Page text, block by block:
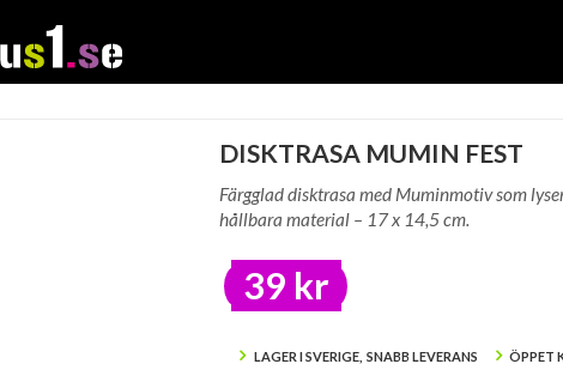
DISKTRASA MUMIN FEST
Färgglad disktrasa med Muminmotiv som
hållbara material – 17 x 14,5 cm.
39 kr
LAGER I SVERIGE, SNABB LEVERANS ÖPPET